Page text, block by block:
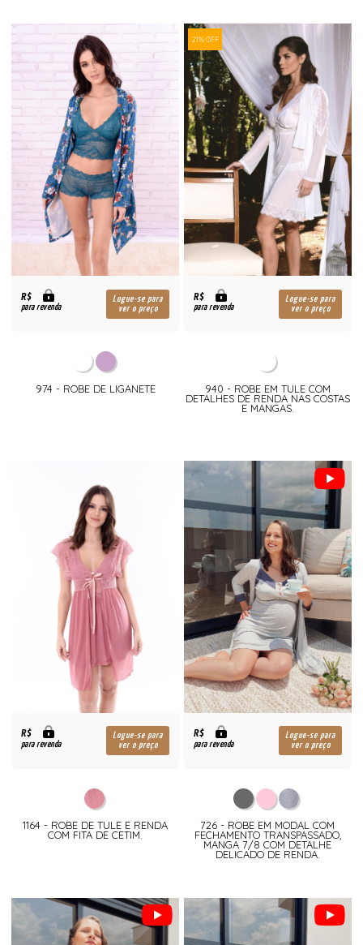
R$
para revenda
Logue-se para
ver o preço
974 - ROBE DE LIGANETE
21% OFF
R$
para revenda
Logue-se para
ver o preço
940 - ROBE EM TULE COM
DETALHES DE RENDA NAS COSTAS
E MANGAS.
R$
para revenda
Logue-se para
ver o preço
1164 - ROBE DE TULE E RENDA
COM FITA DE CETIM.
R$
para revenda
Logue-se para
ver o preço
726 - ROBE EM MODAL COM
FECHAMENTO TRANSPASSADO,
MANGA 7/8 COM DETALHE
DELICADO DE RENDA.